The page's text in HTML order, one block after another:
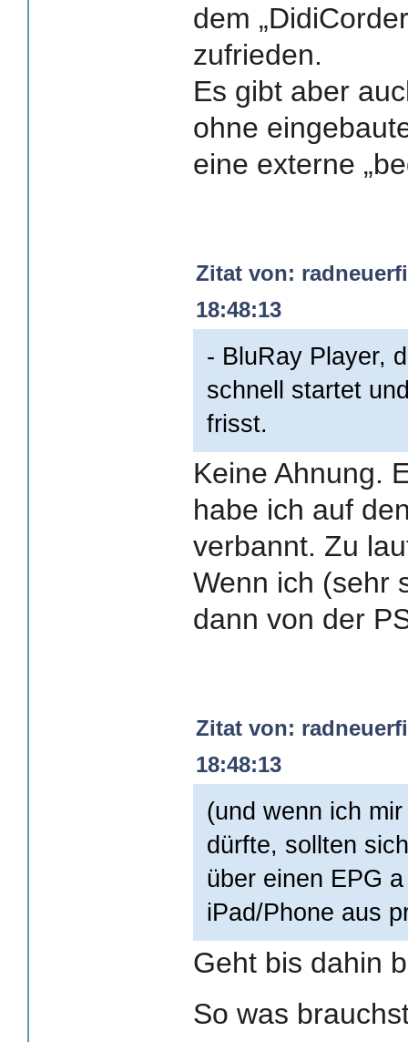
dem
zufrieden.
Es gibt aber
ohne
eine externe
Zitat von:
18:48:13
- BluRay Player,
schnell startet
frisst.
Keine Ahnung.
habe ich auf
verbannt. Zu
Wenn ich (sehr
dann von der
Zitat von:
18:48:13
(und wenn ich
dürfte, sollten
über einen EPG
iPad/Phone aus
Geht bis dahin
So was